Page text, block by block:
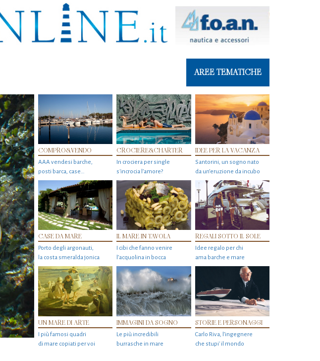
AREE TEMATICHE
COMPRO&VENDO
AAA vendesi barche,
posti barca, case…
CROCIERE&CHARTER
In crociera per single
s'incrocia l’amore?
IDEE PER LA VACANZA
Santorini, un sogno nato
da un’eruzione da incubo
CASE DA MARE
Porto degli argonauti,
la costa smeralda jonica
IL MARE IN TAVOLA
I cibi che fanno venire
l’acquolina in bocca
REGALI SOTTO IL SOLE
Idee regalo per chi
ama barche e mare
UN MARE DI ARTE
I più famosi quadri
di mare copiati per voi
IMMAGINI DA SOGNO
Le più incredibili
burrasche in mare
STORIE E PERSONAGGI
Carlo Riva, l’ingegnere
che stupi' il mondo